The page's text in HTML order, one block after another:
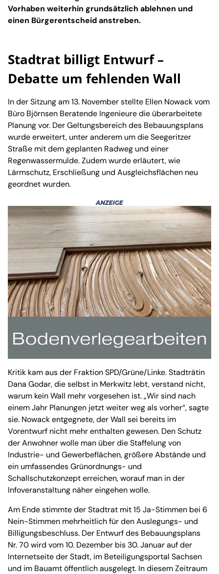
Vorhaben weiterhin grundsätzlich ablehnen und
einen Bürgerentscheid anstreben.
Stadtrat billigt Entwurf –
Debatte um fehlenden Wall
In der Sitzung am 13. November stellte Ellen Nowack vom
Büro Björnsen Beratende Ingenieure die überarbeitete
Planung vor. Der Geltungsbereich des Bebauungsplans
wurde erweitert, unter anderem um die Seegeritzer
Straße mit dem geplanten Radweg und einer
Regenwassermulde. Zudem wurde erläutert, wie
Lärmschutz, Erschließung und Ausgleichsflächen neu
geordnet wurden.
Kritik kam aus der Fraktion SPD/Grüne/Linke. Stadträtin
Dana Godar, die selbst in Merkwitz lebt, verstand nicht,
warum kein Wall mehr vorgesehen ist. „Wir sind nach
einem Jahr Planungen jetzt weiter weg als vorher“, sagte
sie. Nowack entgegnete, der Wall sei bereits im
Vorentwurf nicht mehr enthalten gewesen. Den Schutz
der Anwohner wolle man über die Staffelung von
Industrie- und Gewerbeflächen, größere Abstände und
ein umfassendes Grünordnungs- und
Schallschutzkonzept erreichen, worauf man in der
Infoveranstaltung näher eingehen wolle.
Am Ende stimmte der Stadtrat mit 15 Ja-Stimmen bei 6
Nein-Stimmen mehrheitlich für den Auslegungs- und
Billigungsbeschluss. Der Entwurf des Bebauungsplans
Nr. 70 wird vom 10. Dezember bis 30. Januar auf der
Internetseite der Stadt, im Beteiligungsportal Sachsen
und im Bauamt öffentlich ausgelegt. In diesem Zeitraum